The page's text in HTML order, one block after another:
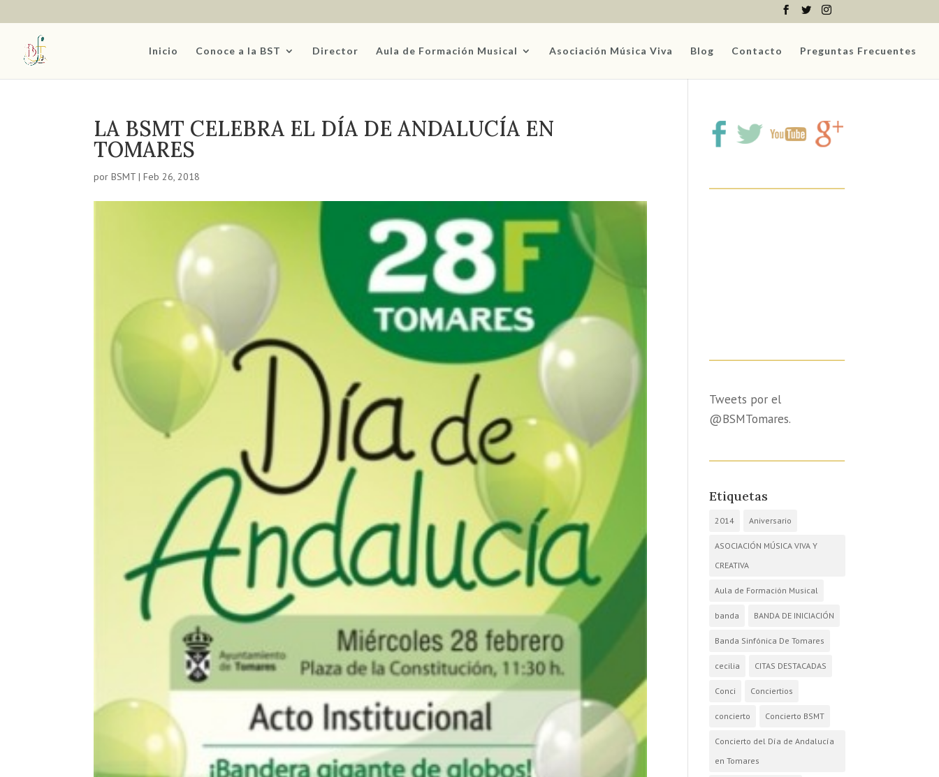
Inicio Conoce a la BST Director Aula de Formación Musical Asociación Música Viva Blog Contacto Preguntas Frecuentes
LA BSMT CELEBRA EL DÍA DE ANDALUCÍA EN
TOMARES
porBSMT |Feb 26, 2018
Tweets por el
@BSMTomares.
Etiquetas
2014 Aniversario
ASOCIACIÓN MÚSICA VIVA Y
CREATIVA
Aula de Formación Musical
banda BANDA DE INICIACIÓN
Banda Sinfónica De Tomares
cecilia CITAS DESTACADAS
Conci Conciertios
concierto Concierto BSMT
Concierto del Día de Andalucía
en Tomares